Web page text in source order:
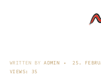
WRITTEN BYADMIN • 25.
VIEWS: 35